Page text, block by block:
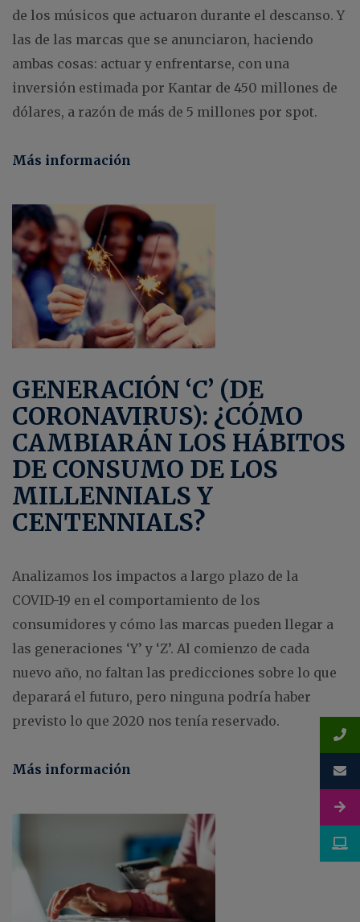
de los músicos que actuaron durante el descanso. Y
las de las marcas que se anunciaron, haciendo
ambas cosas: actuar y enfrentarse, con una
inversión estimada por Kantar de 450 millones de
dólares, a razón de más de 5 millones por spot.
Más información
GENERACIÓN ‘C’ (DE
CORONAVIRUS): ¿CÓMO
CAMBIARÁN LOS HÁBITOS
DE CONSUMO DE LOS
MILLENNIALS Y
CENTENNIALS?
Analizamos los impactos a largo plazo de la
COVID-19 en el comportamiento de los
consumidores y cómo las marcas pueden llegar a
las generaciones ‘Y’ y ‘Z’. Al comienzo de cada
nuevo año, no faltan las predicciones sobre lo que
deparará el futuro, pero ninguna podría haber
previsto lo que 2020 nos tenía reservado.
Más información